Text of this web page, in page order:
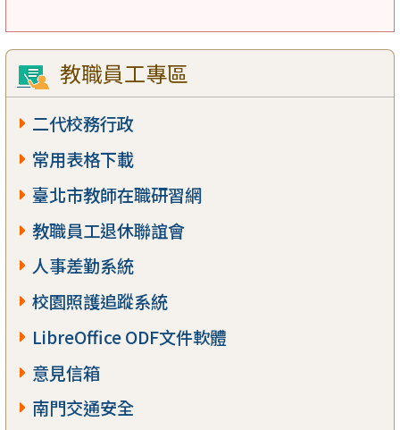
教職員工專區
二代校務行政
常用表格下載
臺北市教師在職研習網
教職員工退休聯誼會
人事差勤系統
校園照護追蹤系統
LibreOffice ODF文件軟體
意見信箱
南門交通安全